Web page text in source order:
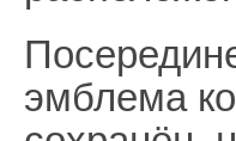
эмблема